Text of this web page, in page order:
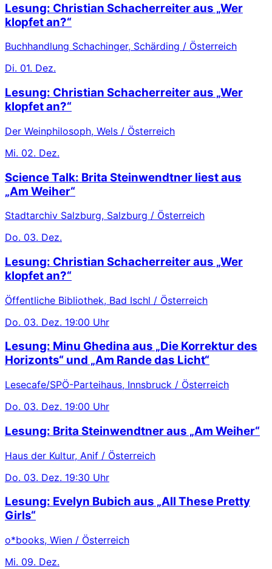
Lesung: Christian Schacherreiter aus „Wer
klopfet an?“
Buchhandlung Schachinger, Schärding / Österreich
Di. 01. Dez.
Lesung: Christian Schacherreiter aus „Wer
klopfet an?“
Der Weinphilosoph, Wels / Österreich
Mi. 02. Dez.
Science Talk: Brita Steinwendtner liest aus
„Am Weiher“
Stadtarchiv Salzburg, Salzburg / Österreich
Do. 03. Dez.
Lesung: Christian Schacherreiter aus „Wer
klopfet an?“
Öffentliche Bibliothek, Bad Ischl / Österreich
Do. 03. Dez. 19:00 Uhr
Lesung: Minu Ghedina aus „Die Korrektur des
Horizonts“ und „Am Rande das Licht“
Lesecafe/SPÖ-Parteihaus, Innsbruck / Österreich
Do. 03. Dez. 19:00 Uhr
Lesung: Brita Steinwendtner aus „Am Weiher“
Haus der Kultur, Anif / Österreich
Do. 03. Dez. 19:30 Uhr
Lesung: Evelyn Bubich aus „All These Pretty
Girls“
o*books, Wien / Österreich
Mi. 09. Dez.